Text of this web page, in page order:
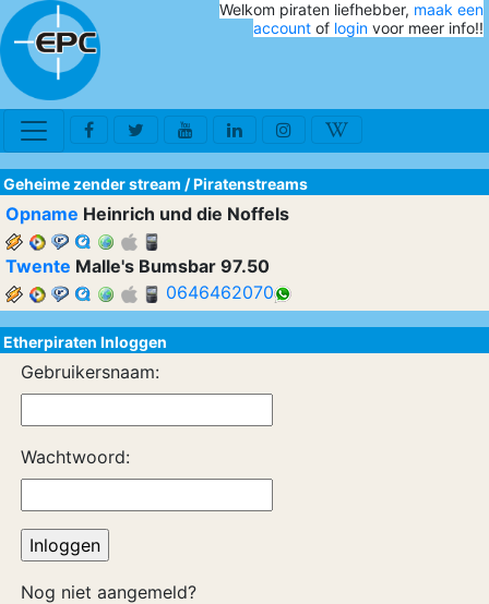
Welkom piraten liefhebber, maak een
account of login voor meer info!!
Geheime zender stream /Piratenstreams
Opname Heinrich und die Noffels
Twente Malle's Bumsbar 97.50
0646462070
Etherpiraten Inloggen
Gebruikersnaam:
Wachtwoord:
Nog niet aangemeld?